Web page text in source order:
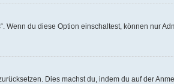
du diese Option einschaltest, können nur
Dies machst du, indem du auf der